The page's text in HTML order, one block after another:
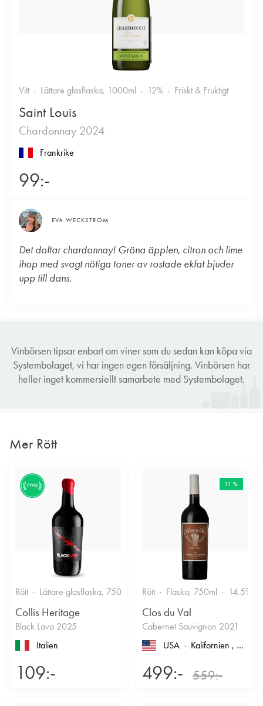
Vitt Lättare glasflaska, 1000ml 12% Friskt & Fruktigt
Saint Louis
Chardonnay 2024
Frankrike
99:-
EVA WECKSTRÖM
Det doftar chardonnay! Gröna äpplen, citron och lime
ihop med svagt nötiga toner av rostade ekfat bjuder
upp till dans.
Vinbörsen tipsar enbart om viner som du sedan kan köpa via
Systembolaget, vi har ingen egen försäljning. Vinbörsen har
heller inget kommersiellt samarbete med Systembolaget.
Mer Rött
FYND
Rött Lättare glasflaska, 750ml 13.5%
Collis Heritage
Black Lava 2025
Italien
109:-
11 %
Rött Flaska, 750ml 14.5%
Clos du Val
Cabernet Sauvignon 2021
USA
Kalifornien , North Coast
499:- 559:-